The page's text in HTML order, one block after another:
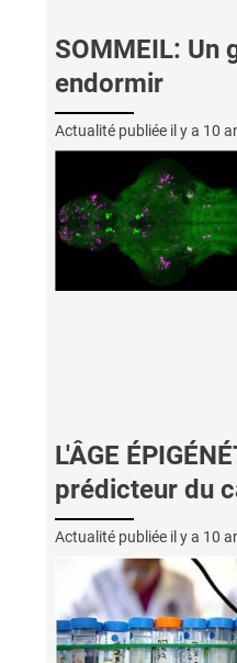
SOMMEIL: Un
endormir
Actualité publiée il y a 10
L'ÂGE
prédicteur du
Actualité publiée il y a 10